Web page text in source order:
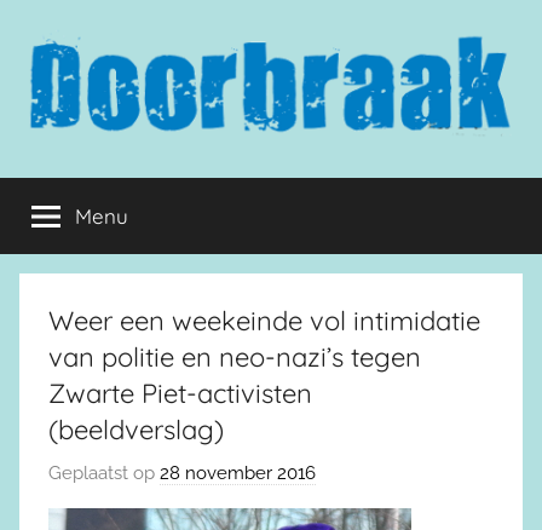
inhoud
springen
Doorbraak.eu
Menu
Weer een weekeinde vol intimidatie
van politie en neo-nazi’s tegen
Zwarte Piet-activisten
(beeldverslag)
Geplaatst op 28 november 2016